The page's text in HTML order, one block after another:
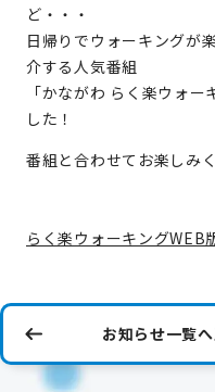
ど・・・
日帰りでウォーキングが
介する人気番組
「かながわ らく楽ウォ
した！
番組と合わせてお楽しみ
らく楽ウォーキングWEB
お知らせ一覧